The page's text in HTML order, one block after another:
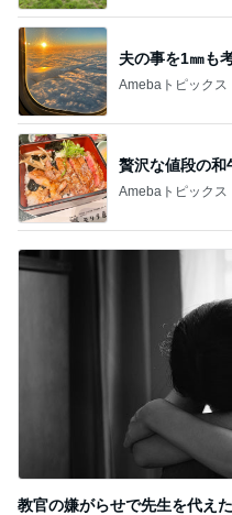
夫の事を1㎜も
Amebaトピックス
贅沢な値段の和
Amebaトピックス
教官の嫌がらせで先生を代え